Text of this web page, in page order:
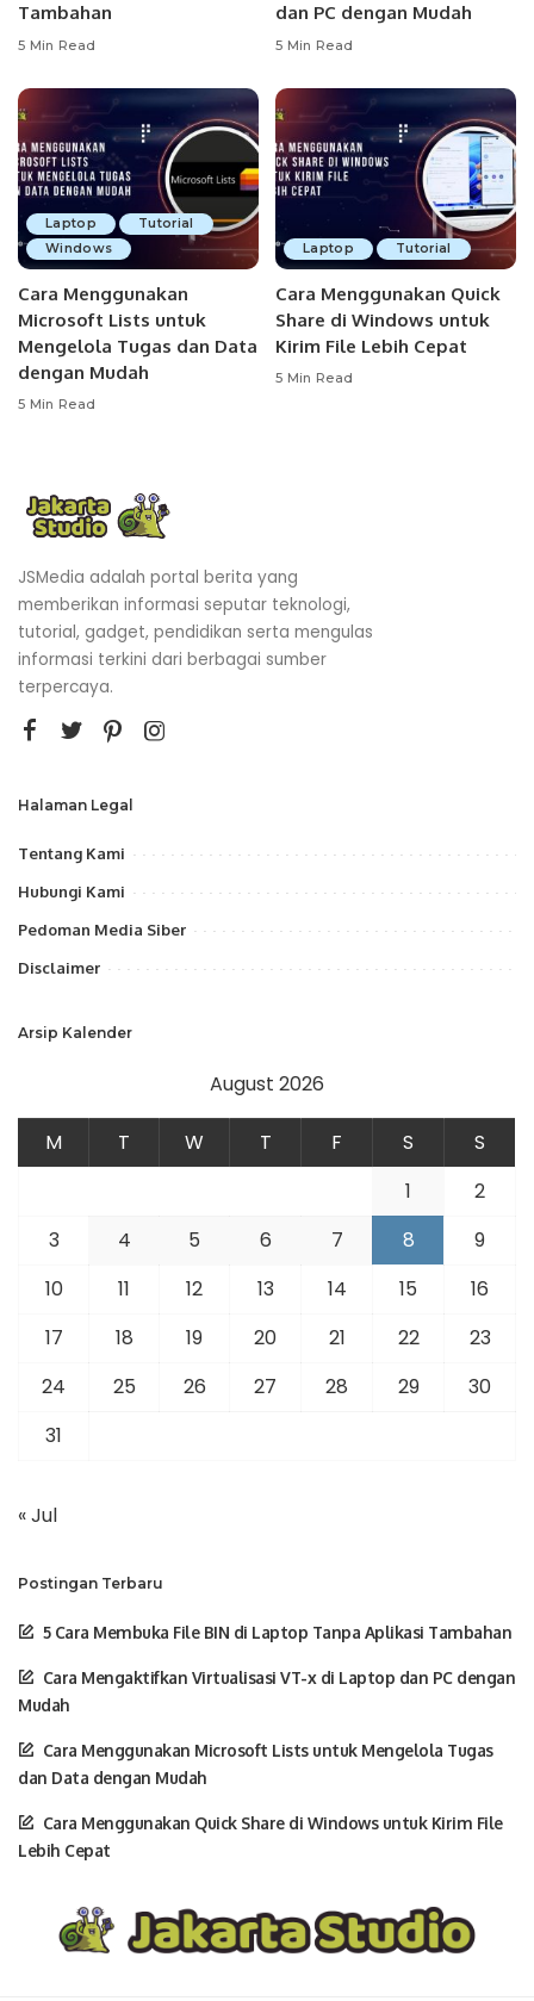
Tambahan
5 Min Read
dan PC dengan Mudah
5 Min Read
Laptop
Tutorial
Windows
Cara Menggunakan
Microsoft Lists untuk
Mengelola Tugas dan Data
dengan Mudah
5 Min Read
Laptop Tutorial
Cara Menggunakan Quick
Share di Windows untuk
Kirim File Lebih Cepat
5 Min Read
JSMedia adalah portal berita yang
memberikan informasi seputar teknologi,
tutorial, gadget, pendidikan serta mengulas
informasi terkini dari berbagai sumber
terpercaya.
Halaman Legal
Tentang Kami
Hubungi Kami
Pedoman Media Siber
Disclaimer
Arsip Kalender
August 2026
M T W T F S
S
1
2
3
4 5 6 7 8
9
10
11 12 13 14 15
16
17
18 19 20 21 22
23
24
25 26 27 28 29
30
31
« Jul
Postingan Terbaru
5 Cara Membuka File BIN di Laptop Tanpa Aplikasi Tambahan
Cara Mengaktifkan Virtualisasi VT-x di Laptop dan PC dengan
Mudah
Cara Menggunakan Microsoft Lists untuk Mengelola Tugas
dan Data dengan Mudah
Cara Menggunakan Quick Share di Windows untuk Kirim File
Lebih Cepat